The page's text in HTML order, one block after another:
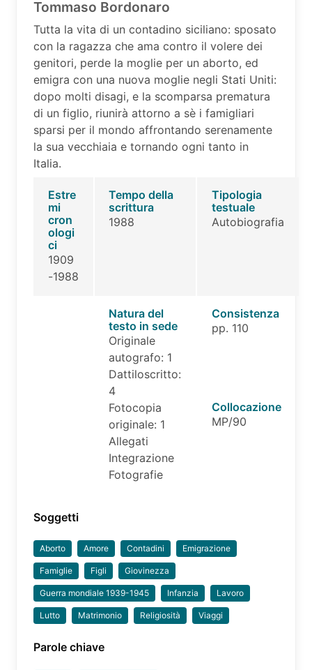
Tommaso Bordonaro
Tutta la vita di un contadino siciliano: sposato
con la ragazza che ama contro il volere dei
genitori, perde la moglie per un aborto, ed
emigra con una nuova moglie negli Stati Uniti:
dopo molti disagi, e la scomparsa prematura
di un figlio, riunirà attorno a sè i famigliari
sparsi per il mondo affrontando serenamente
la sua vecchiaia e tornando ogni tanto in
Italia.
Estre
mi
cron
ologi
ci
1909
-1988
Tempo della
scrittura
1988
Tipologia
testuale
Autobiografia
Natura del
testo in sede
Originale
autografo: 1
Dattiloscritto:
4
Fotocopia
originale: 1
Allegati
Integrazione
Fotografie
Consistenza
pp. 110
Collocazione
MP/90
Soggetti
Aborto Amore Contadini Emigrazione
Famiglie Figli Giovinezza
Guerra mondiale 1939-1945 Infanzia Lavoro
Lutto Matrimonio Religiosità Viaggi
Parole chiave